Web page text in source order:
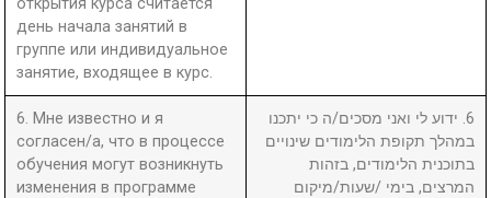
день начала занятий в
группе или индивидуальное
занятие, входящее в курс.
6. Мне известно и я
согласен/а, что в процессе
обучения могут возникнуть
изменения в программе
6. ידוע לי ואני מסכים/ה כי יתכנו
במהלך תקופת הלימודים שינויים
בתוכנית הלימודים, בזהות
המרצים, בימי /שעות/מיקום